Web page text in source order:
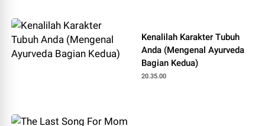
Kenalilah Karakter Tubuh
Anda (Mengenal Ayurveda
Bagian Kedua)
20.35.00